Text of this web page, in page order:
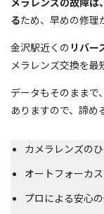
るため、早めの修理
金沢駅近くの リバー
メラレンズ交換を最
データもそのままで
ありますので、諦め
カメラレンズの
オートフォーカ
プロによる安心